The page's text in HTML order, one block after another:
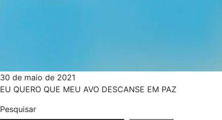
30 de maio de 2021
EU QUERO QUE MEU AVO DESCANSE EM PAZ
Pesquisar